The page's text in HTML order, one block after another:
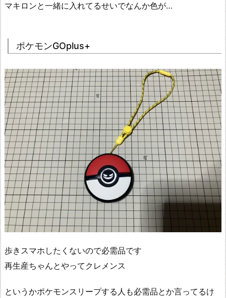
マキロンと一緒に入れてるせいでなんか色が…
ポケモンGOplus+
歩きスマホしたくないので必需品です
再生産ちゃんとやってクレメンス
というかポケモンスリープする人も必需品とか言ってるけ